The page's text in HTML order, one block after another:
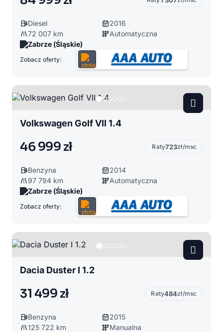
Diesel
2016
72 007 km
Automatyczna
Zabrze (Śląskie)
Zobacz oferty:
Volkswagen Golf VII 1.4
46 999 zł Raty723zł/msc
Benzyna
2014
97 794 km
Automatyczna
Zabrze (Śląskie)
Zobacz oferty:
Dacia Duster I 1.2
31 499 zł Raty484zł/msc
Benzyna
2015
125 722 km
Manualna